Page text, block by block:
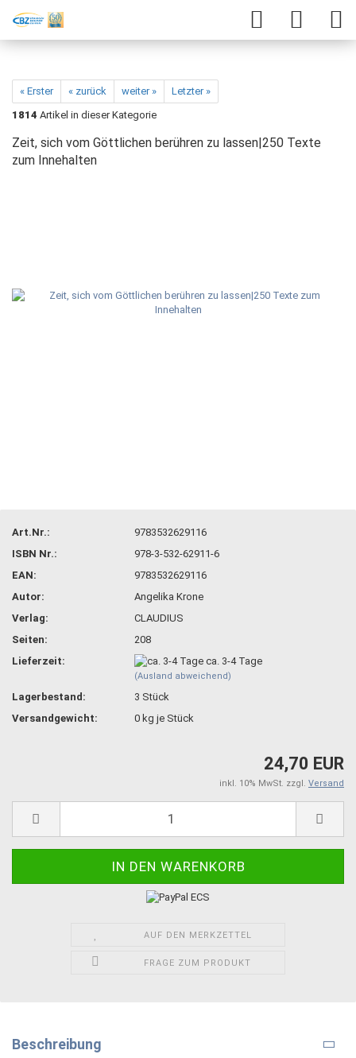
« Erster « zurück weiter »
Letzter »
1814 Artikel in dieser Kategorie
Zeit, sich vom Göttlichen berühren zu lassen|250 Texte
zum Innehalten
Art.Nr.:
9783532629116
ISBN Nr.:
978-3-532-62911-6
EAN:
9783532629116
Autor:
Angelika Krone
Verlag:
CLAUDIUS
Seiten:
208
Lieferzeit:
ca. 3-4 Tage
(Ausland abweichend)
Lagerbestand: 3 Stück
Versandgewicht:
0 kg je Stück
24,70 EUR
inkl. 10% MwSt. zzgl. Versand
AUF DEN MERKZETTEL
FRAGE ZUM PRODUKT
Beschreibung